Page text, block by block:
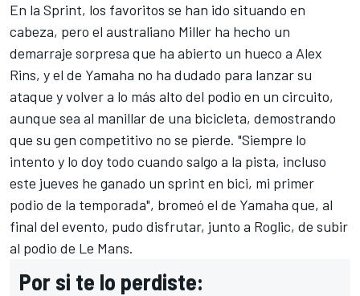
En la Sprint, los favoritos se han ido situando en
cabeza, pero el australiano Miller ha hecho un
demarraje sorpresa que ha abierto un hueco a Alex
Rins, y el de Yamaha no ha dudado para lanzar su
ataque y volver a lo más alto del podio en un circuito,
aunque sea al manillar de una bicicleta, demostrando
que su gen competitivo no se pierde. "Siempre lo
intento y lo doy todo cuando salgo a la pista, incluso
este jueves he ganado un sprint en bici, mi primer
podio de la temporada", bromeó el de Yamaha que, al
final del evento, pudo disfrutar, junto a Roglic, de subir
al podio de Le Mans.
Por si te lo perdiste: